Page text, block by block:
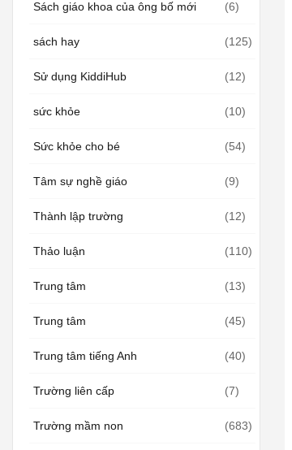
Sách giáo khoa của ông bố mới (6)
sách hay (125)
Sử dụng KiddiHub (12)
sức khỏe (10)
Sức khỏe cho bé (54)
Tâm sự nghề giáo (9)
Thành lập trường (12)
Thảo luận (110)
Trung tâm (13)
Trung tâm (45)
Trung tâm tiếng Anh (40)
Trường liên cấp (7)
Trường mầm non (683)